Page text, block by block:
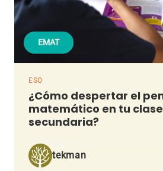
EMAT
ESO
¿Cómo despertar el
matemático en tu
secundaria?
tekman